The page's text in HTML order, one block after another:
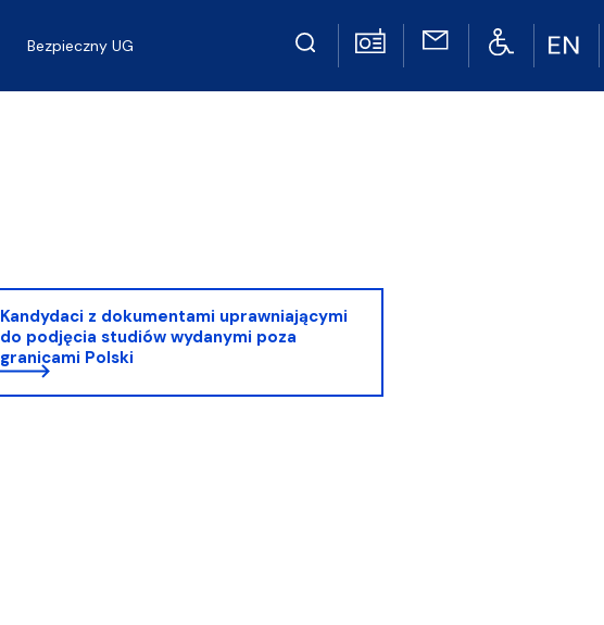
Bezpieczny UG
Kandydaci z dokumentami uprawniającymi
do podjęcia studiów wydanymi poza
granicami Polski